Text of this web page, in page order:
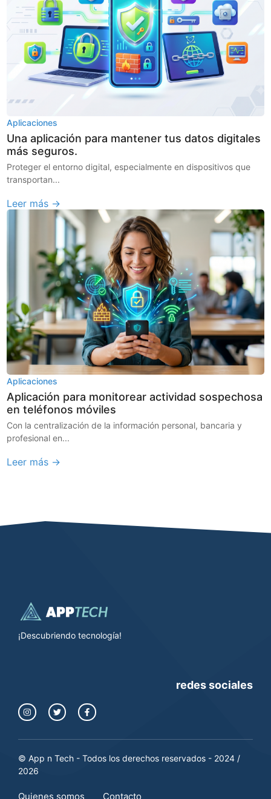
Aplicaciones
Una aplicación para mantener tus datos digitales
más seguros.
Proteger el entorno digital, especialmente en dispositivos que
transportan...
Leer más →
Aplicaciones
Aplicación para monitorear actividad sospechosa
en teléfonos móviles
Con la centralización de la información personal, bancaria y
profesional en...
Leer más →
¡Descubriendo tecnología!
redes sociales
© App n Tech - Todos los derechos reservados - 2024 /
2026
Quienes somos Contacto